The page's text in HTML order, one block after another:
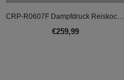
CRP-R0607F Dampfdruck Reiskocher (HP)
€259,99